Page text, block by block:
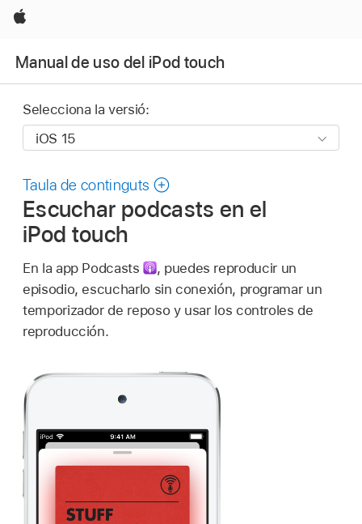
Apple
Manual de uso del iPod touch
Selecciona la versió:
Taula de continguts
Escuchar podcasts en el
iPod touch
En la app Podcasts , puedes reproducir un
episodio, escucharlo sin conexión, programar un
temporizador de reposo y usar los controles de
reproducción.